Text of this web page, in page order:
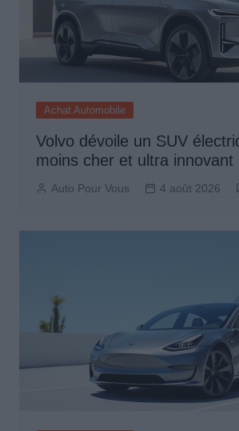
Achat Automobile
Volvo dévoile un SUV
moins cher et ultra innovant
Auto Pour Vous 4 août 2026